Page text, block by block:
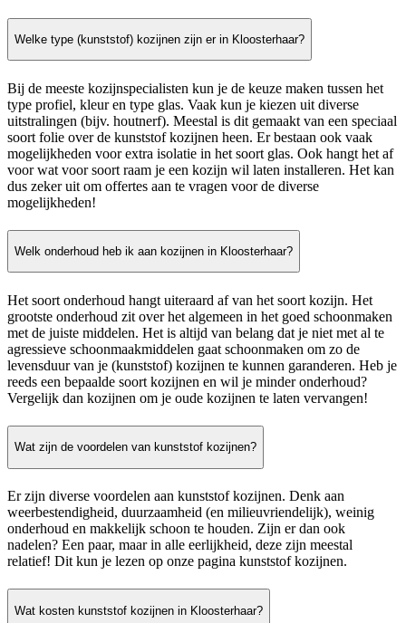
Welke type (kunststof) kozijnen zijn er in Kloosterhaar?
Bij de meeste kozijnspecialisten kun je de keuze maken tussen het
type profiel, kleur en type glas. Vaak kun je kiezen uit diverse
uitstralingen (bijv. houtnerf). Meestal is dit gemaakt van een speciaal
soort folie over de kunststof kozijnen heen. Er bestaan ook vaak
mogelijkheden voor extra isolatie in het soort glas. Ook hangt het af
voor wat voor soort raam je een kozijn wil laten installeren. Het kan
dus zeker uit om offertes aan te vragen voor de diverse
mogelijkheden!
Welk onderhoud heb ik aan kozijnen in Kloosterhaar?
Het soort onderhoud hangt uiteraard af van het soort kozijn. Het
grootste onderhoud zit over het algemeen in het goed schoonmaken
met de juiste middelen. Het is altijd van belang dat je niet met al te
agressieve schoonmaakmiddelen gaat schoonmaken om zo de
levensduur van je (kunststof) kozijnen te kunnen garanderen. Heb je
reeds een bepaalde soort kozijnen en wil je minder onderhoud?
Vergelijk dan kozijnen om je oude kozijnen te laten vervangen!
Wat zijn de voordelen van kunststof kozijnen?
Er zijn diverse voordelen aan kunststof kozijnen. Denk aan
weerbestendigheid, duurzaamheid (en milieuvriendelijk), weinig
onderhoud en makkelijk schoon te houden. Zijn er dan ook
nadelen? Een paar, maar in alle eerlijkheid, deze zijn meestal
relatief! Dit kun je lezen op onze pagina kunststof kozijnen.
Wat kosten kunststof kozijnen in Kloosterhaar?